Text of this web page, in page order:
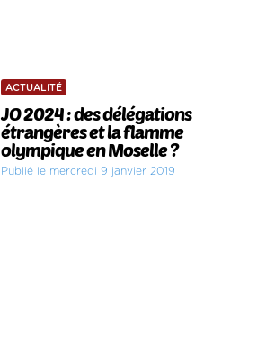
ACTUALITÉ
JO 2024 : des délégations
étrangères et la flamme
olympique en Moselle ?
Publié le mercredi 9 janvier 2019